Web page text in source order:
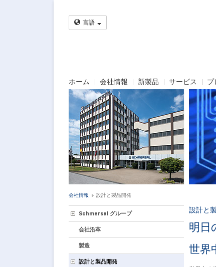
言語
ホーム 会社情報 新製品 サービス プ
会社情報 設計と製品開発
Schmersal グループ
会社沿革
製造
設計と製品開発
設計と
明日
世界